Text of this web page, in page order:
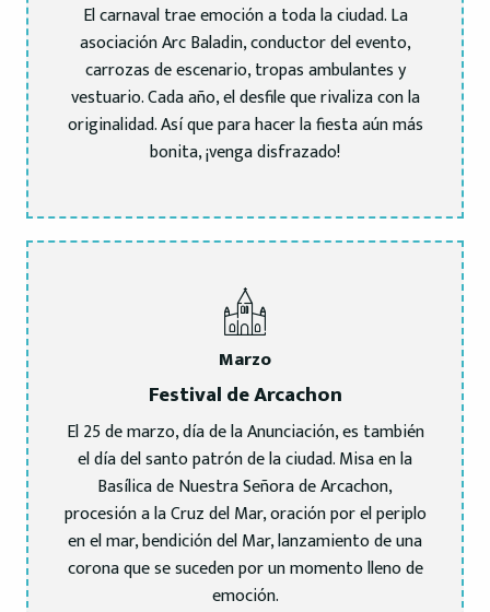
El carnaval trae emoción a toda la ciudad. La
asociación Arc Baladin, conductor del evento,
carrozas de escenario, tropas ambulantes y
vestuario. Cada año, el desfile que rivaliza con la
originalidad. Así que para hacer la fiesta aún más
bonita, ¡venga disfrazado!
Marzo
Festival de Arcachon
El 25 de marzo, día de la Anunciación, es también
el día del santo patrón de la ciudad. Misa en la
Basílica de Nuestra Señora de Arcachon,
procesión a la Cruz del Mar, oración por el periplo
en el mar, bendición del Mar, lanzamiento de una
corona que se suceden por un momento lleno de
emoción.